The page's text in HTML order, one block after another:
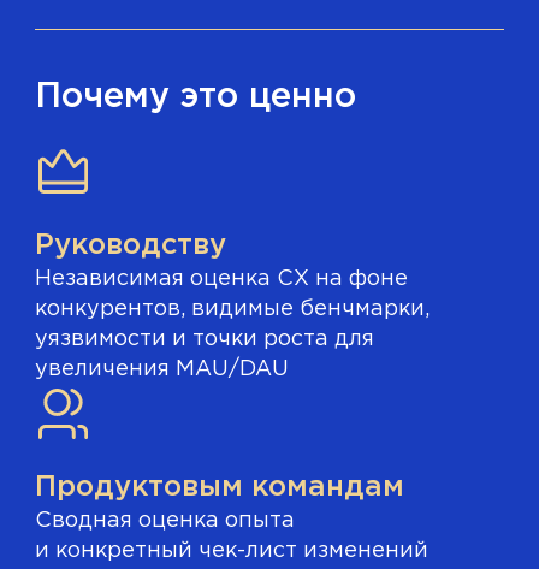
Почему это ценно
Руководству
Независимая оценка CX на фоне
конкурентов, видимые бенчмарки,
уязвимости и точки роста для
увеличения MAU/DAU
Продуктовым командам
Сводная оценка опыта
и конкретный чек-лист изменений